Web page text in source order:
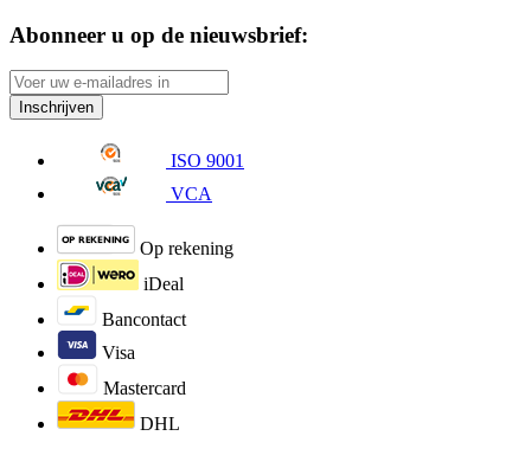
Abonneer u op de nieuwsbrief:
Inschrijven
ISO 9001
VCA
Op rekening
iDeal
Bancontact
Visa
Mastercard
DHL